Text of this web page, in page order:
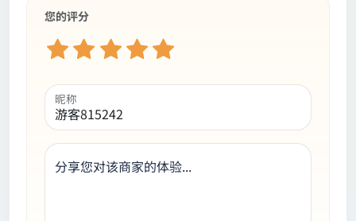
您的评分
昵称
分享您对该商家的体验...